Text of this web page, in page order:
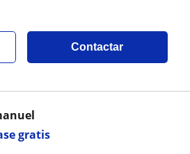
Contactar
gratis